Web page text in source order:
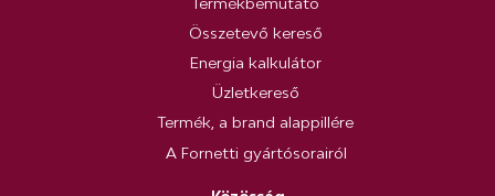
Összetevő kereső
Energia kalkulátor
Üzletkereső
Termék, a brand alappillére
A Fornetti gyártósorairól